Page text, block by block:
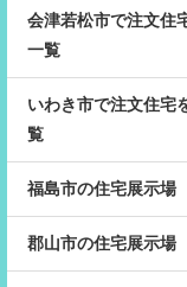
会津若松市で注文住
一覧
いわき市で注文住宅
覧
福島市の住宅展示場
郡山市の住宅展示場